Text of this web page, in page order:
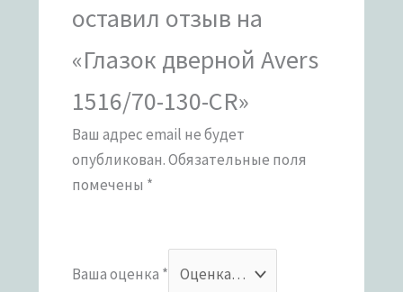
оставил отзыв на
«Глазок дверной Avers
1516/70-130-CR»
Ваш адрес email не будет
опубликован.Обязательные поля
помечены *
Ваша оценка *